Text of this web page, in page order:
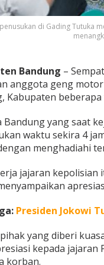
A
p
i
a
s
i
n
e
j
a
P
l
e
s
t
di Gading Tutuka
Bandung –
anggota geng motor
Kabupaten
Bandung yang saat
waktu sekira 4
menghadiahi
jajaran kepolisian
Presiden Jokowi
pihak yang diberi
kepada jajaran
korban.